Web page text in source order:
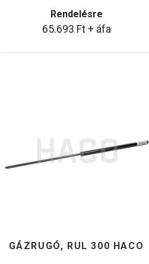
Rendelésre
65.693 Ft+ áfa
GÁZRUGÓ, RUL 300 HACO